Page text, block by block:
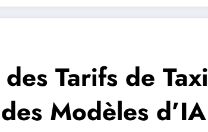
Tarifs de Taxi
Modèles d’IA